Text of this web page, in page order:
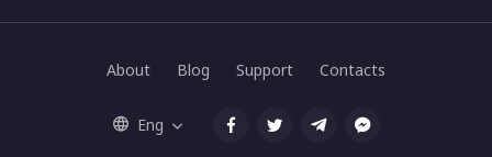
About Blog Support Contacts
Eng